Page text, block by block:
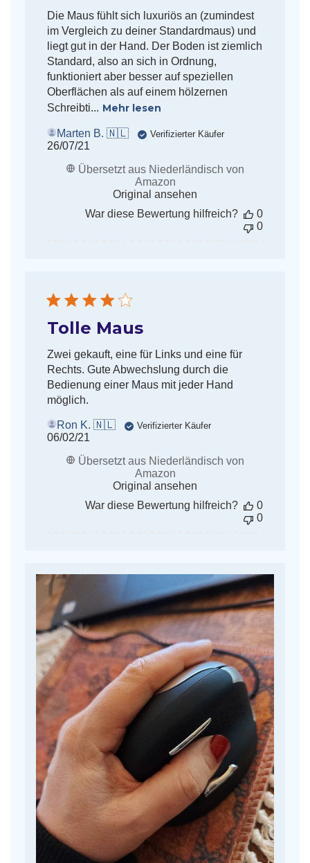
Die Maus fühlt sich luxuriös an (zumindest
im Vergleich zu deiner Standardmaus) und
liegt gut in der Hand. Der Boden ist ziemlich
Standard, also an sich in Ordnung,
funktioniert aber besser auf speziellen
Oberflächen als auf einem hölzernen
Schreibti... Mehr lesen
Marten B. 🇳🇱 Verifizierter Käufer
Veröffentlichungsdatum
26/07/21
Übersetzt aus Niederländisch von
Amazon
Original ansehen
War diese Bewertung hilfreich?
0
0
Tolle Maus
Zwei gekauft, eine für Links und eine für
Rechts. Gute Abwechslung durch die
Bedienung einer Maus mit jeder Hand
möglich.
Ron K. 🇳🇱 Verifizierter Käufer
Veröffentlichungsdatum
06/02/21
Übersetzt aus Niederländisch von
Amazon
Original ansehen
War diese Bewertung hilfreich?
0
0